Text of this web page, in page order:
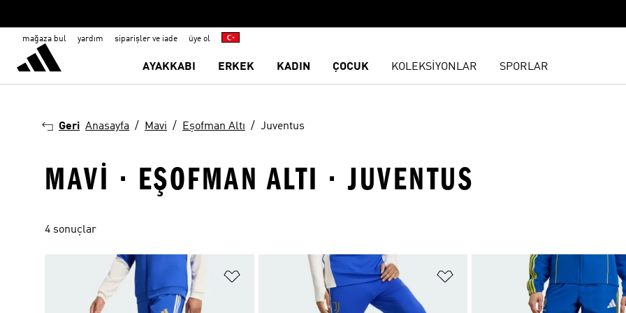
mağaza bul yardım siparişler ve iade üye ol
AYAKKABI ERKEK KADIN ÇOCUK KOLEKSİYONLAR SPORLAR
Geri Anasayfa Mavi Eşofman Altı Juventus
MAVI · EŞOFMAN ALTI · JUVENTUS
4 sonuçlar
Favori Listesine Ekle Favori Listesine Ekle